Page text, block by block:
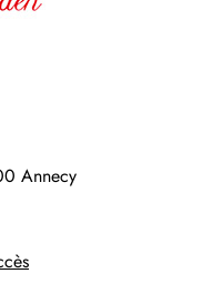
Annecy